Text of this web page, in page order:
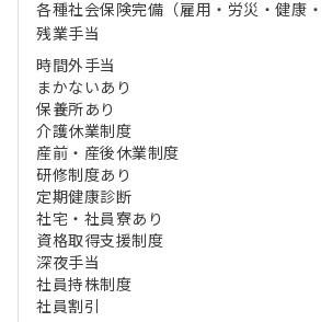
各種社会保険完備（雇用・労災・健康・
残業手当
時間外手当
まかないあり
保養所あり
介護休業制度
産前・産後休業制度
研修制度あり
定期健康診断
社宅・社員寮あり
資格取得支援制度
深夜手当
社員持株制度
社員割引